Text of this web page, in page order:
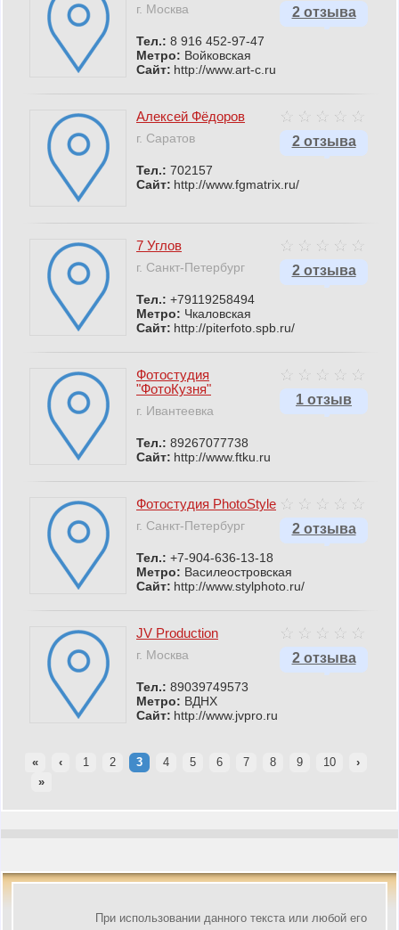
2 отзыва
г. Москва
Тел.: 8 916 452-97-47
Метро: Войковская
Сайт: http://www.art-c.ru
2 отзыва
Алексей Фёдоров
г. Саратов
Тел.: 702157
Сайт: http://www.fgmatrix.ru/
2 отзыва
7 Углов
г. Санкт-Петербург
Тел.: +79119258494
Метро: Чкаловская
Сайт: http://piterfoto.spb.ru/
1 отзыв
Фотостудия
"ФотоКузня"
г. Ивантеевка
Тел.: 89267077738
Сайт: http://www.ftku.ru
2 отзыва
Фотостудия PhotoStyle
г. Санкт-Петербург
Тел.: +7-904-636-13-18
Метро: Василеостровская
Сайт: http://www.stylphoto.ru/
2 отзыва
JV Production
г. Москва
Тел.: 89039749573
Метро: ВДНХ
Сайт: http://www.jvpro.ru
« ‹ 1 2 3 4 5 6 7 8 9 10
›
»
При использовании данного текста или любой его